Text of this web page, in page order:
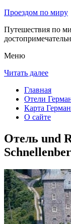
Проездом по миру
Путешествия по
Меню
Читать далее
Главная
Отели
Карта
О сайте
Отель und